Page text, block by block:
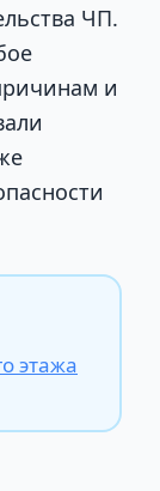
ЧП.
и
этажа